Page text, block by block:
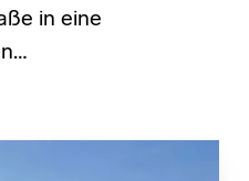
in eine